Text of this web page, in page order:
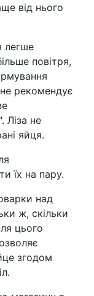
від нього
легше
повітря,
рекомендує
Ліза не
яйця.
їх на пару.
над
ж, скільки
цього
згодом